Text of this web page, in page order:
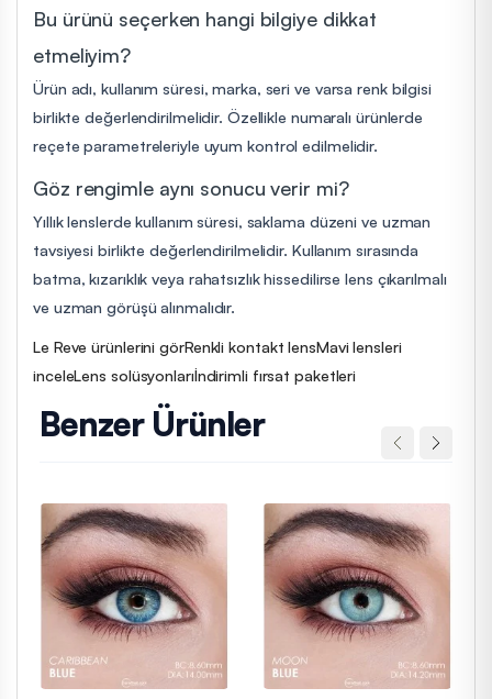
Bu ürünü seçerken hangi bilgiye dikkat
etmeliyim?
Ürün adı, kullanım süresi, marka, seri ve varsa renk bilgisi
birlikte değerlendirilmelidir. Özellikle numaralı ürünlerde
reçete parametreleriyle uyum kontrol edilmelidir.
Göz rengimle aynı sonucu verir mi?
Yıllık lenslerde kullanım süresi, saklama düzeni ve uzman
tavsiyesi birlikte değerlendirilmelidir. Kullanım sırasında
batma, kızarıklık veya rahatsızlık hissedilirse lens çıkarılmalı
ve uzman görüşü alınmalıdır.
Le Reve ürünlerini görRenkli kontakt lensMavi lensleri
inceleLens solüsyonlarıİndirimli fırsat paketleri
Benzer Ürünler